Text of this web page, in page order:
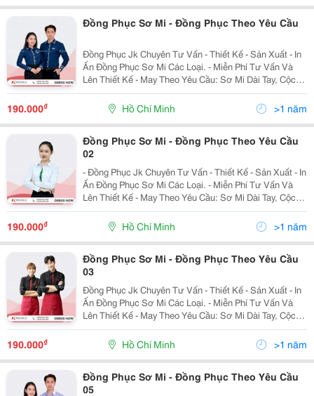
Đồng Phục Sơ Mi - Đồng Phục Theo Yêu Cầu
Đồng Phục Jk Chuyên Tư Vấn - Thiết Kế - Sản Xuất - In
Ấn Đồng Phục Sơ Mi Các Loại. - Miễn Phí Tư Vấn Và
Lên Thiết Kế - May Theo Yêu Cầu: Sơ Mi Dài Tay, Cộc
Tay, Tay Lửng, Cổ Bẻ, Cổ Tàu, Cổ Phối Bèo, Có Túi,
Không Túi&Hellip; - Kiểu Dáng Trẻ...
190.000₫ Hồ Chí Minh >1 năm
Đồng Phục Sơ Mi - Đồng Phục Theo Yêu Cầu
02
- Đồng Phục Jk Chuyên Tư Vấn - Thiết Kế - Sản Xuất - In
Ấn Đồng Phục Sơ Mi Các Loại. - Miễn Phí Tư Vấn Và
Lên Thiết Kế - May Theo Yêu Cầu: Sơ Mi Dài Tay, Cộc
Tay, Tay Lửng, Cổ Bẻ, Cổ Tàu, Cổ Phối Bèo, Có Túi,
Không Túi&Hellip; - Kiểu Dáng Trẻ...
190.000₫ Hồ Chí Minh >1 năm
Đồng Phục Sơ Mi - Đồng Phục Theo Yêu Cầu
03
Đồng Phục Jk Chuyên Tư Vấn - Thiết Kế - Sản Xuất - In
Ấn Đồng Phục Sơ Mi Các Loại. - Miễn Phí Tư Vấn Và
Lên Thiết Kế - May Theo Yêu Cầu: Sơ Mi Dài Tay, Cộc
Tay, Tay Lửng, Cổ Bẻ, Cổ Tàu, Cổ Phối Bèo, Có Túi,
Không Túi&Hellip; - Kiểu Dáng Trẻ...
190.000₫ Hồ Chí Minh >1 năm
Đồng Phục Sơ Mi - Đồng Phục Theo Yêu Cầu
05